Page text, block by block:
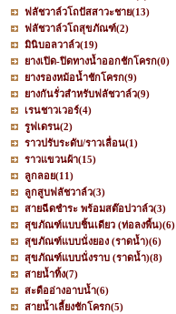
ฟลัชวาล์วโถปัสสาวะชาย(13)
ฟลัชวาล์วโถสุขภัณฑ์(2)
มินิบอลวาล์ว(19)
ยางเปิด-ปิดทางน้ำออกชักโครก(0)
ยางรองหม้อน้ำชักโครก(9)
ยางกันรั่วสำหรับฟลัชวาล์ว(9)
เรนชาวเวอร์(4)
รูฟเดรน(2)
ราวปรับระดับ/ราวเลื่อน(1)
ราวแขวนผ้า(15)
ลูกลอย(11)
ลูกสูบฟลัชวาล์ว(3)
สายฉีดชำระ พร้อมสต๊อปวาล์ว(3)
สุขภัณฑ์แบบชิ้นเดียว (ท่อลงพื้น)(6)
สุขภัณฑ์แบบนั่งยอง (ราดน้ำ)(6)
สุขภัณฑ์แบบนั่งราบ (ราดน้ำ)(8)
สายน้ำทิ้ง(7)
สะดืออ่างอาบน้ำ(6)
สายน้ำเลี้ยงชักโครก(5)